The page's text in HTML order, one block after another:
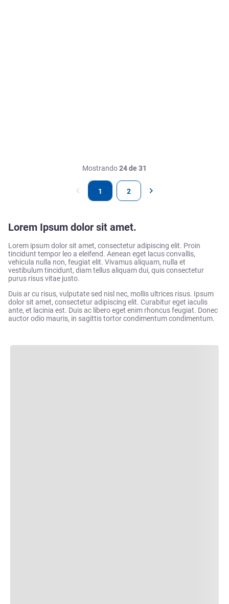
Mostrando24 de 31
1 2
Lorem Ipsum dolor sit amet.
Lorem ipsum dolor sit amet, consectetur adipiscing elit. Proin
tincidunt tempor leo a eleifend. Aenean eget lacus convallis,
vehicula nulla non, feugiat elit. Vivamus aliquam, nulla et
vestibulum tincidunt, diam tellus aliquam dui, quis consectetur
purus risus vitae justo.
Duis ar cu risus, vulputate sed nisl nec, mollis ultrices risus. Ipsum
dolor sit amet, consectetur adipiscing elit. Curabitur eget iaculis
ante, et lacinia est. Duis ac libero eget enim rhoncus feugiat. Donec
auctor odio mauris, in sagittis tortor condimentum condimentum.